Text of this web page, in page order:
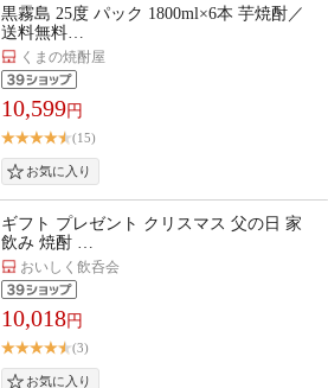
黒霧島 25度 パック 1800ml×6本 芋焼酎／
送料無料…
くまの焼酎屋
10,599円
(15)
ギフト プレゼント クリスマス 父の日 家
飲み 焼酎 …
おいしく飲呑会
10,018円
(3)